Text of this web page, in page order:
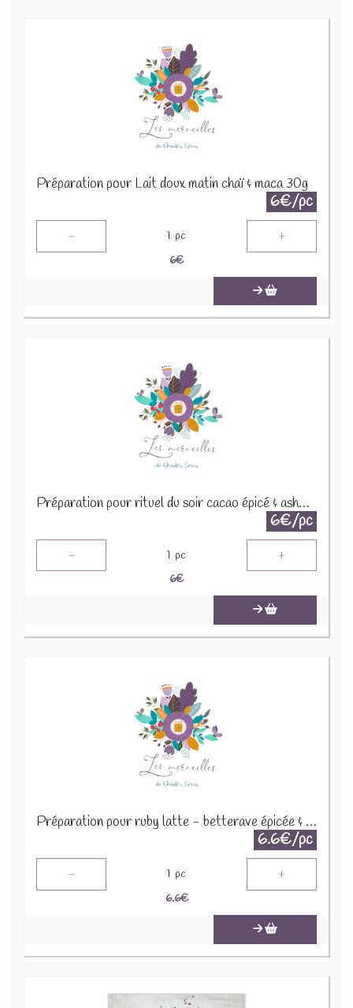
Préparation pour Lait doux matin chaï & maca 30g
6€/pc
- 1 pc +
6€
Préparation pour rituel du soir cacao épicé & ashwaganda 30g
6€/pc
- 1 pc +
6€
Préparation pour ruby latte - betterave épicée & vanille 30g
6.6€/pc
- 1 pc +
6.6€